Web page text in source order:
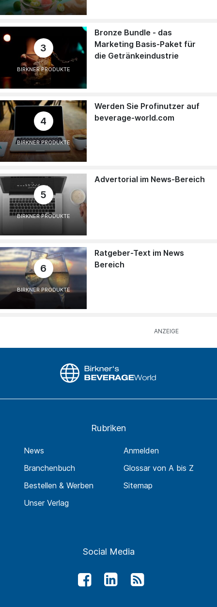
3
BIRKNER PRODUKTE
Bronze Bundle - das
Marketing Basis-Paket für
die Getränkeindustrie
4
BIRKNER PRODUKTE
Werden Sie Profinutzer auf
beverage-world.com
5
BIRKNER PRODUKTE
Advertorial im News-Bereich
6
BIRKNER PRODUKTE
Ratgeber-Text im News
Bereich
Rubriken
News
Branchenbuch
Bestellen & Werben
Unser Verlag
Anmelden
Glossar von A bis Z
Sitemap
Social Media